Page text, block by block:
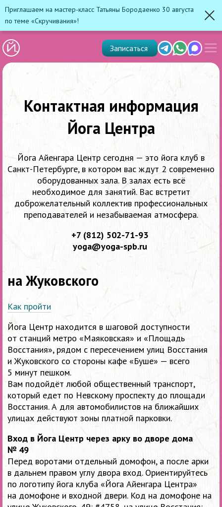
Приглашаем на мастер-класс Татьяны Бородаенко 30 августа
по теме «Скручивания»!
TelegramWhats'app
Max
Записаться
меню
Контактная информация
Йога Центра
Йога Айенгара Центр сегодня — это йога клуб в
Санкт-Петербурге, в котором вас ждут 2 современно
оборудованных зала. В залах есть всё
необходимое для занятий. Вас встретит
доброжелательный коллектив профессиональных
преподавателей и незабываемая атмосфера.
+7 (812) 502-71-93
yoga@yoga-spb.ru
на Жуковского
Как пройти
Йога Центр находится в шаговой доступности
от станций метро «Маяковская» и «Площадь
Восстания», рядом с пересечением улиц Восстания
и Жуковского со стороны кафе «Буше» — всего
5 минут пешком.
Вам подойдёт любой общественный транспорт,
который едет по Невскому проспекту до площади
Восстания. А для автомобилистов на ближайших
улицах действуют зоны платной парковки.
Вход в Йога Центр через арку во дворе дома
№ 49
Перед воротами отдельный домофон, а после арки
в дальнем правом углу двора вход. Ориентируйтесь
по логотипу йога клуба «Йога Айенгара Центра»
на домофоне и входной двери. Код на домофоне на